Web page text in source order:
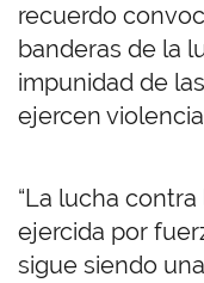
recuerdo
banderas de la
impunidad de
ejercen
“La lucha
ejercida por
sigue siendo